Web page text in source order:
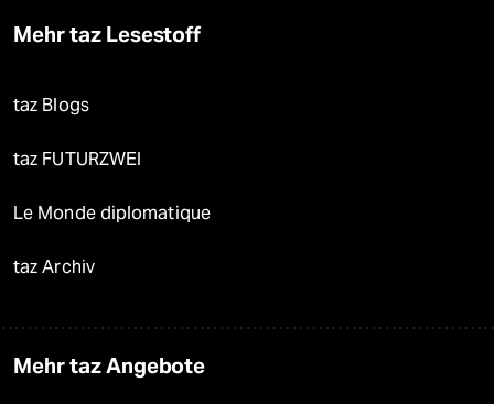
Mehr taz Lesestoff
taz Blogs
taz FUTURZWEI
Le Monde diplomatique
taz Archiv
Mehr taz Angebote